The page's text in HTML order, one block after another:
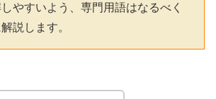
やすいよう、専門用語はなるべく
説します。